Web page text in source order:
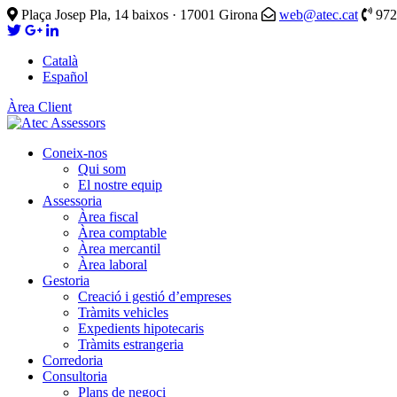
Plaça Josep Pla, 14 baixos · 17001 Girona web@atec.cat
Català
Español
Àrea Client
Coneix-nos
Qui som
El nostre equip
Assessoria
Àrea fiscal
Àrea comptable
Àrea mercantil
Àrea laboral
Gestoria
Creació i gestió d’empreses
Tràmits vehicles
Expedients hipotecaris
Tràmits estrangeria
Corredoria
Consultoria
Plans de negoci